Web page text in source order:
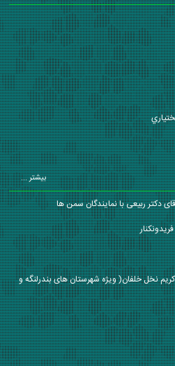
بیشتر ...
دکتر ربیعی با نمایندگان سمن ها
نخل خلفان( ویژه شهرستان های بندرلنگه و